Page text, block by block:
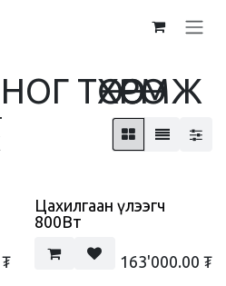
ТӨХӨӨРӨМЖ
₮
Цахилгаан үлээгч
800Вт
163'000.00 ₮